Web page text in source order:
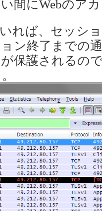
間にWebのア
れば、セッシ
ン終了までの
保護されるの